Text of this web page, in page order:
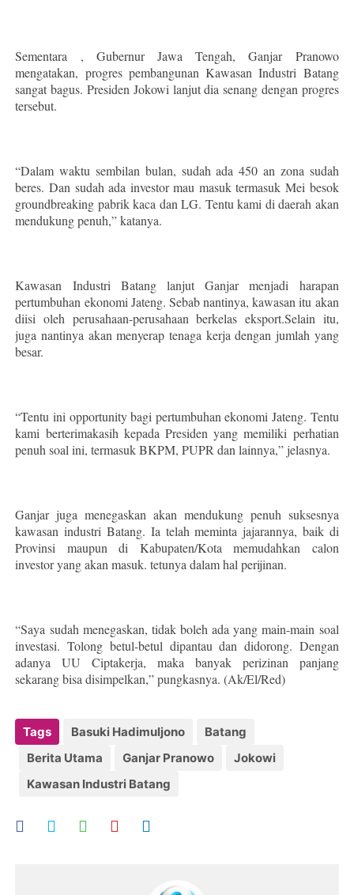
Sementara , Gubernur Jawa Tengah, Ganjar Pranowo
mengatakan, progres pembangunan Kawasan Industri Batang
sangat bagus. Presiden Jokowi lanjut dia senang dengan progres
tersebut.
“Dalam waktu sembilan bulan, sudah ada 450 an zona sudah
beres. Dan sudah ada investor mau masuk termasuk Mei besok
groundbreaking pabrik kaca dan LG. Tentu kami di daerah akan
mendukung penuh,” katanya.
Kawasan Industri Batang lanjut Ganjar menjadi harapan
pertumbuhan ekonomi Jateng. Sebab nantinya, kawasan itu akan
diisi oleh perusahaan-perusahaan berkelas eksport.Selain itu,
juga nantinya akan menyerap tenaga kerja dengan jumlah yang
besar.
“Tentu ini opportunity bagi pertumbuhan ekonomi Jateng. Tentu
kami berterimakasih kepada Presiden yang memiliki perhatian
penuh soal ini, termasuk BKPM, PUPR dan lainnya,” jelasnya.
Ganjar juga menegaskan akan mendukung penuh suksesnya
kawasan industri Batang. Ia telah meminta jajarannya, baik di
Provinsi maupun di Kabupaten/Kota memudahkan calon
investor yang akan masuk. tetunya dalam hal perijinan.
“Saya sudah menegaskan, tidak boleh ada yang main-main soal
investasi. Tolong betul-betul dipantau dan didorong. Dengan
adanya UU Ciptakerja, maka banyak perizinan panjang
sekarang bisa disimpelkan,” pungkasnya. (Ak/El/Red)
Tags Basuki Hadimuljono
Batang
Berita Utama
Ganjar Pranowo
Jokowi
Kawasan Industri Batang